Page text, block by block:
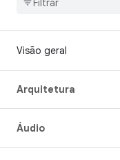
Visão geral
Arquitetura
Áudio